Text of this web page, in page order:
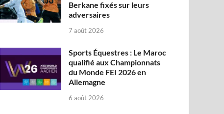
Berkane fixés sur leurs
adversaires
7 août 2026
Sports Équestres : Le Maroc
qualifié aux Championnats
du Monde FEI 2026 en
Allemagne
6 août 2026